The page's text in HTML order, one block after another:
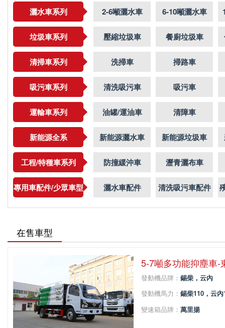
灑水車系列 2-6噸灑水車 6-10噸灑水車
垃圾車系列 壓縮垃圾車 餐廚垃圾車
清掃車系列 洗掃車 掃路車
吸污車系列 清洗吸污車 吸污車
運輸車系列 油罐/運油車 清障車
新能源全系 新能源灑水車 新能源垃圾車
工程/特種車系列 防撞緩沖車 瀝青灑布車
專用車配件/少眾車型 灑水車配件 清洗吸污車配件
在售車型
5-7噸多功能抑塵車-
發動機品牌： 錫柴，云內
發動機馬力： 錫柴110，云內
變速箱品牌： 萬里揚